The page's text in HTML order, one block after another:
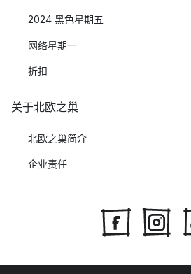
2024 黑色星期五
网络星期一
折扣
关于北欧之巢
北欧之巢简介
企业责任